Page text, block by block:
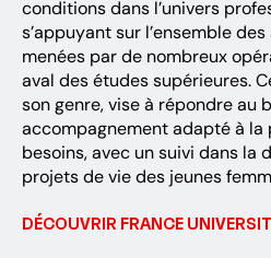
conditions dans l’univers
s’appuyant sur l’ensemble
menées par de nombreux
aval des études supérieures.
son genre, vise à répondre au
accompagnement adapté à la
besoins, avec un suivi dans la
projets de vie des jeunes
DÉCOUVRIR FRANCE